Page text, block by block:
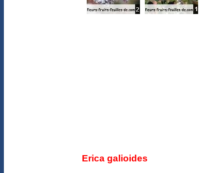
Erica galioides